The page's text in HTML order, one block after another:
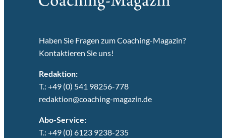
Haben Sie Fragen zum Coaching-Magazin?
Kontaktieren Sie uns!
Redaktion:
T.: +49 (0) 541 98256-778
redaktion@coaching-magazin.de
Abo-Service:
T.: +49 (0) 6123 9238-235